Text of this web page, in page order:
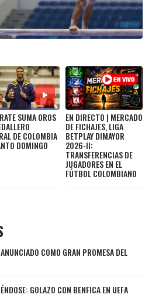
SUMA OROS
DE COLOMBIA
DOMINGO
EN DIRECTO | MERCADO
DE FICHAJES, LIGA
BETPLAY DIMAYOR
2026-II:
TRANSFERENCIAS DE
JUGADORES EN EL
FÚTBOL COLOMBIANO
COMO GRAN PROMESA DEL
GOLAZO CON BENFICA EN UEFA